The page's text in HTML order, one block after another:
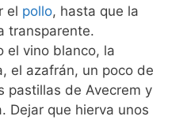
el pollo, hasta que la
transparente.
el vino blanco, la
el azafrán, un poco de
pastillas de Avecrem y
Dejar que hierva unos